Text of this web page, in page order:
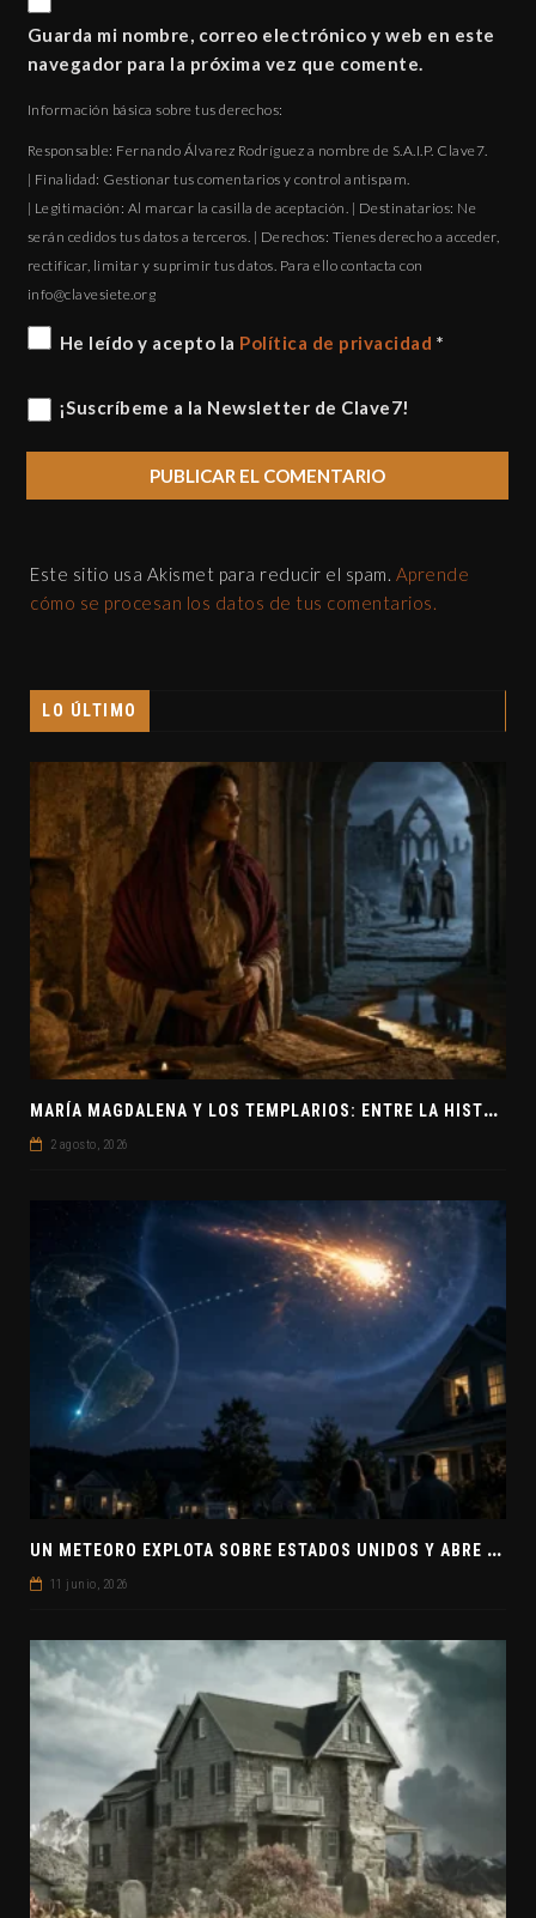
Guarda mi nombre, correo electrónico y web en este
navegador para la próxima vez que comente.
Información básica sobre tus derechos:
Responsable: Fernando Álvarez Rodríguez a nombre de S.A.I.P. Clave7.
| Finalidad: Gestionar tus comentarios y control antispam.
| Legitimación: Al marcar la casilla de aceptación. | Destinatarios: Ne
serán cedidos tus datos a terceros. | Derechos: Tienes derecho a acceder,
rectificar, limitar y suprimir tus datos. Para ello contacta con
gro.eteisevalc@ofni
He leído y acepto la Política de privacidad *
¡Suscríbeme a la Newsletter de Clave7!
Este sitio usa Akismet para reducir el spam. Aprende
cómo se procesan los datos de tus comentarios.
LO ÚLTIMO
M
ARÍA MAGDALENA Y LOS TEMPLARIOS: ENTRE LA HISTORIA Y EL MISTERIO
2 agosto, 2026
U
N METEORO EXPLOTA SOBRE ESTADOS UNIDOS Y ABRE LA PISTA DE POLAR-IM, UN POSIBLE VISITANTE INTERESTELAR
11 junio, 2026